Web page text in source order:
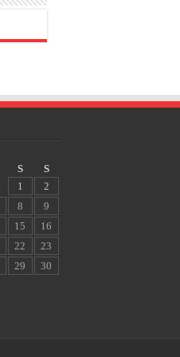
S
S
1
2
8
9
15
16
22
23
29
30